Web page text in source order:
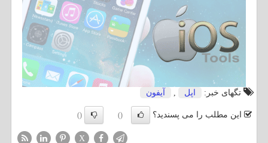
تگهای خبر: اپل آیفون
این مطلب را می پسندید؟ ()
()
X